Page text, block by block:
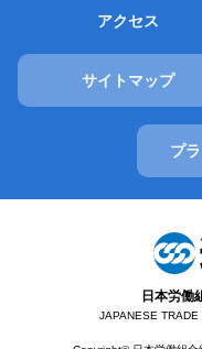
アクセス
サイトマップ
プ
日本労働
JAPANESE TRADE